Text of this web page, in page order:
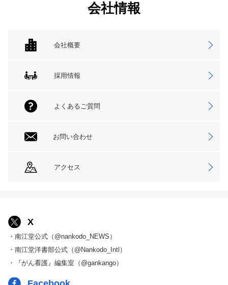
会社情報
会社概要
採用情報
よくあるご質問
お問い合わせ
アクセス
X
・南江堂公式（@nankodo_NEWS）
・南江堂洋書部公式（@Nankodo_Intl）
・『がん看護』編集室（@gankango）